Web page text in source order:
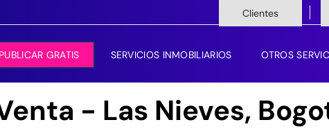
Clientes
GRATIS SERVICIOS INMOBILIARIOS OTROS
- Las Nieves,